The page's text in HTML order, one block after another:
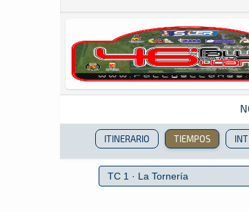
Revista del motor desde 1999
ITINERARIO TIEMPOS